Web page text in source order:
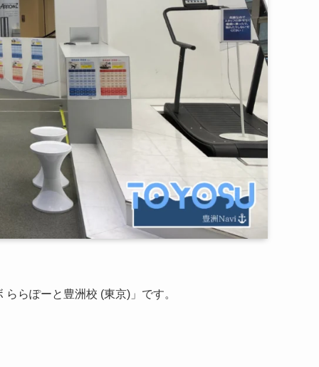
らぽーと豊洲校 (東京)」です。